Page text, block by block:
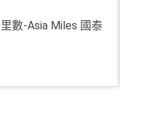
里數-Asia Miles 國泰